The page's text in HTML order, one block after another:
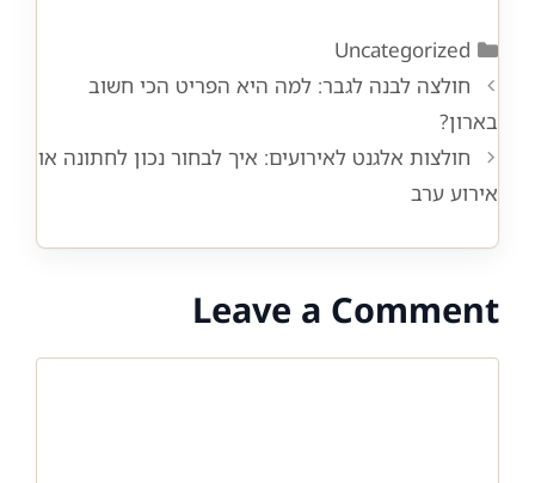
Categories
Uncategorized
חולצה לבנה לגבר: למה היא הפריט הכי חשוב
בארון?
חולצות אלגנט לאירועים: איך לבחור נכון לחתונה או
אירוע ערב
Leave a Comment